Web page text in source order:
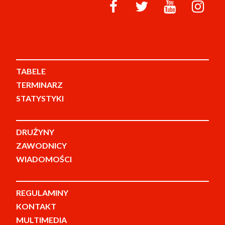
TABELE
TERMINARZ
STATYSTYKI
DRUŻYNY
ZAWODNICY
WIADOMOŚCI
REGULAMINY
KONTAKT
MULTIMEDIA